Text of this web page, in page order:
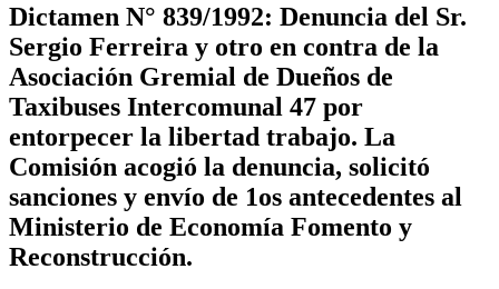
Dictamen N° 839/1992: Denuncia del Sr.
Sergio Ferreira y otro en contra de la
Asociación Gremial de Dueños de
Taxibuses Intercomunal 47 por
entorpecer la libertad trabajo. La
Comisión acogió la denuncia, solicitó
sanciones y envío de 1os antecedentes al
Ministerio de Economía Fomento y
Reconstrucción.